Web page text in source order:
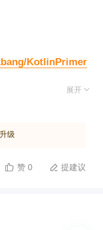
KotlinPrimer
展开 
级
 赞 0  提建议